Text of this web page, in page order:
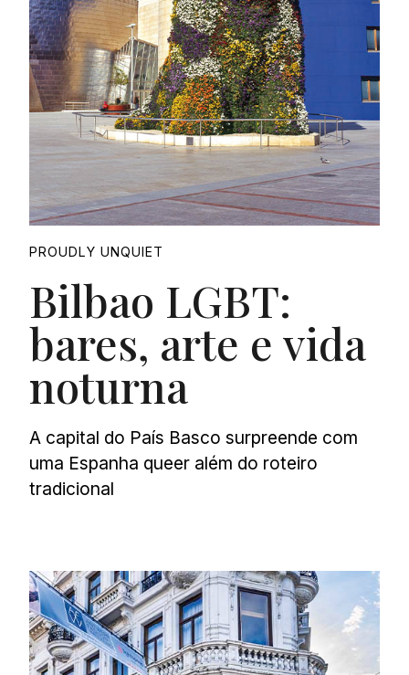
PROUDLY UNQUIET
Bilbao LGBT:
bares, arte e vida
noturna
A capital do País Basco surpreende com
uma Espanha queer além do roteiro
tradicional